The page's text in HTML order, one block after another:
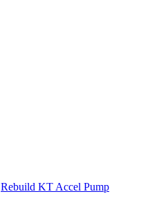
Rebuild KT Accel Pump